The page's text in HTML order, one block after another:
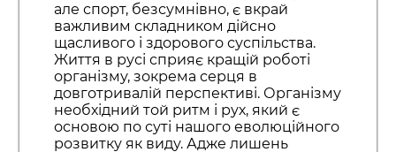
але спорт, безсумнівно, є вкрай
важливим складником дійсно
щасливого і здорового суспільства.
Життя в русі сприяє кращій роботі
організму, зокрема серця в
довготривалій перспективі. Організму
необхідний той ритм і рух, який є
основою по суті нашого еволюційного
розвитку як виду. Адже лишень